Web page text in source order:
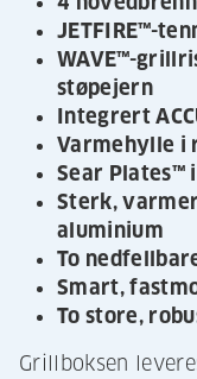
JETFIRE™-
WAVE™-
støpejern
Integrert
Varmehylle i
Sear Plates™
Sterk,
aluminium
To
Smart,
To store,
Grillboksen